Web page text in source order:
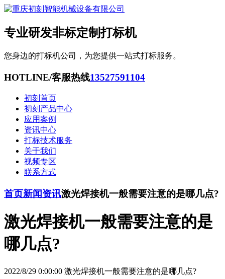
专业研发非标定制打标机
您身边的打标机公司，为您提供一站式打标服务。
HOTLINE/客服热线13527591104
初刻首页
初刻产品中心
应用案例
资讯中心
打标技术服务
关于我们
视频专区
联系方式
首页新闻资讯激光焊接机一般需要注意的是哪几点?
激光焊接机一般需要注意的是
哪几点?
2022/8/29 0:00:00 激光焊接机一般需要注意的是哪几点?